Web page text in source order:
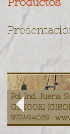
Pol. Ind. Jueria
GREGORI
972494069 ·